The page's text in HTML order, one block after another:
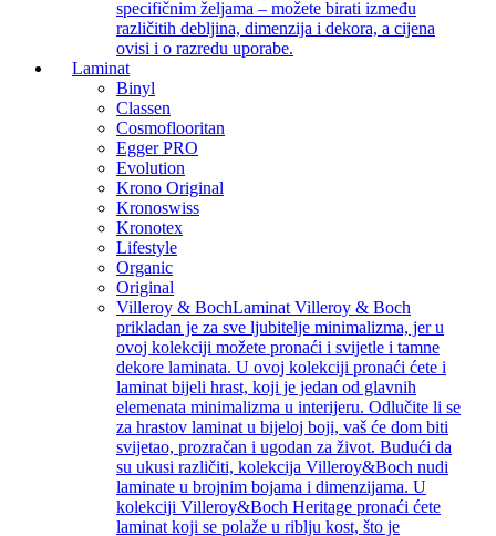
specifičnim željama – možete birati između
različitih debljina, dimenzija i dekora, a cijena
ovisi i o razredu uporabe.
Laminat
Binyl
Classen
Cosmoflooritan
Egger PRO
Evolution
Krono Original
Kronoswiss
Kronotex
Lifestyle
Organic
Original
Villeroy & BochLaminat Villeroy & Boch
prikladan je za sve ljubitelje minimalizma, jer u
ovoj kolekciji možete pronaći i svijetle i tamne
dekore laminata. U ovoj kolekciji pronaći ćete i
laminat bijeli hrast, koji je jedan od glavnih
elemenata minimalizma u interijeru. Odlučite li se
za hrastov laminat u bijeloj boji, vaš će dom biti
svijetao, prozračan i ugodan za život. Budući da
su ukusi različiti, kolekcija Villeroy&Boch nudi
laminate u brojnim bojama i dimenzijama. U
kolekciji Villeroy&Boch Heritage pronaći ćete
laminat koji se polaže u riblju kost, što je